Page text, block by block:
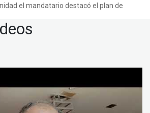
el mandatario destacó el plan de